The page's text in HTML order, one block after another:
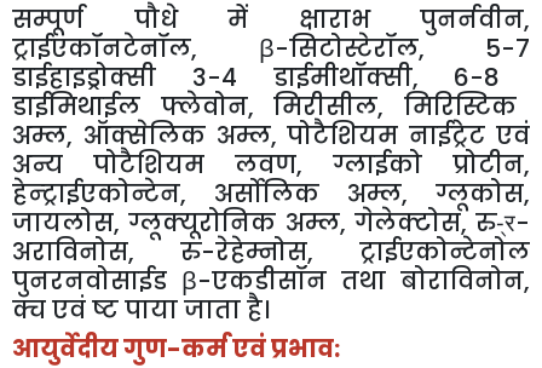
सम्पूर्ण पौधे में क्षाराभ पुनर्नवीन,
ट्राईएकॉनटेनॉल, β-सिटोस्टेरॉल, 5-7
डाईहाइड्रोक्सी 3-4 डाईमीथॉक्सी, 6-8
डाईमिथाईल फ्लेवोन, मिरीसील, मिरिस्टिक
अम्ल, ऑक्सेलिक अम्ल,पोटैशियम नाईट्रेट एवं
अन्य पोटैशियम लवण, ग्लाईको प्रोटीन,
हेन्ट्राईएकोन्टेन, अर्सोलिक अम्ल, ग्लूकोस,
जायलोस,ग्लूक्यूरोनिक अम्ल, गेलेक्टोस, रु-्र-
अराविनोस, रु-रेहेम्नोस, ट्राईएकोन्टेनोल
पुनरनवोसाईड β-एकडीसॉन तथा बोराविनोन,
क्च एवं ष्ट पाया जाता है।
आयुर्वेदीय गुण-कर्म एवं प्रभाव: